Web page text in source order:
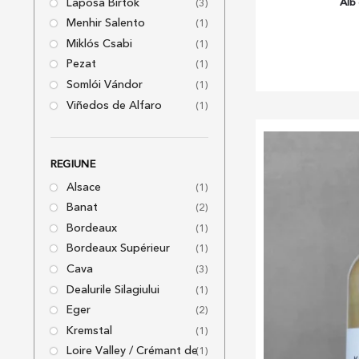
(3)
Menhir Salento (1)
Miklós Csabi (1)
Pezat (1)
Somlói Vándor (1)
Viñedos de Alfaro (1)
REGIUNE
Alsace (1)
Banat (2)
Bordeaux (1)
Bordeaux Supérieur (1)
Cava (3)
Dealurile Silagiului (1)
Eger (2)
Kremstal (1)
Loire Valley / Crémant de(1)